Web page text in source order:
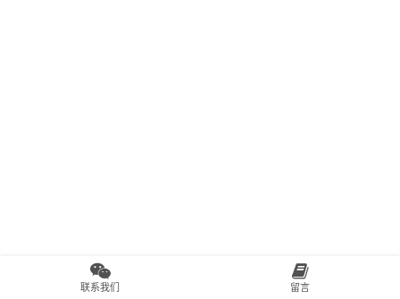
联系我们 留言